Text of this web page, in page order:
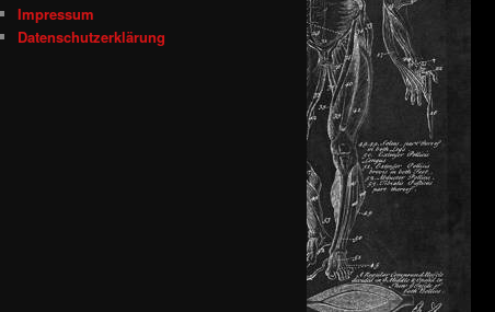
Impressum
Datenschutzerklärung